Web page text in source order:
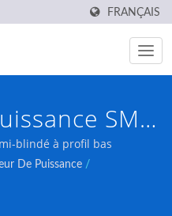
FRANÇAIS
SMD
général
blindé à profil bas
De Puissance /